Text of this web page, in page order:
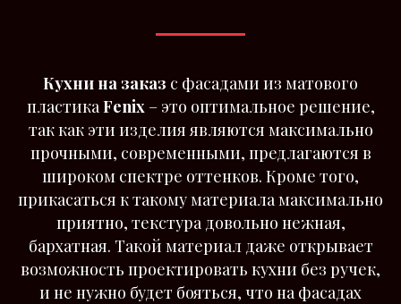
Кухни на заказ с фасадами из матового
пластикаFenix– это оптимальное решение,
так как эти изделия являются максимально
прочными, современными, предлагаются в
широком спектре оттенков. Кроме того,
прикасаться к такому материала максимально
приятно, текстура довольно нежная,
бархатная. Такой материал даже открывает
возможность проектировать кухни без ручек,
и не нужно будет бояться, что на фасадах